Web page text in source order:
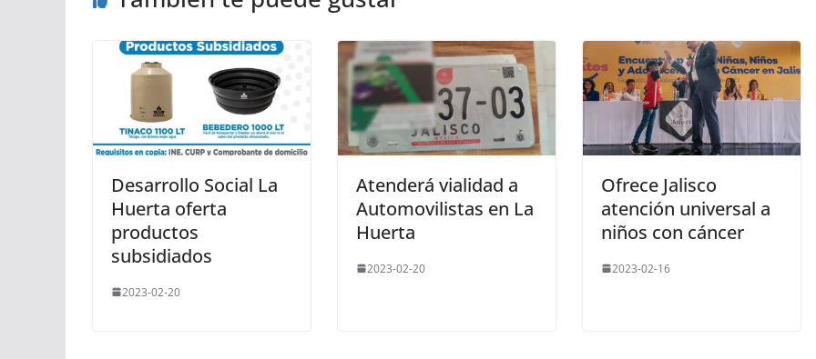
Desarrollo Social La
Huerta oferta
productos
subsidiados
2023-02-20
Atenderá vialidad a
Automovilistas en La
Huerta
2023-02-20
Ofrece Jalisco
atención universal a
niños con cáncer
2023-02-16